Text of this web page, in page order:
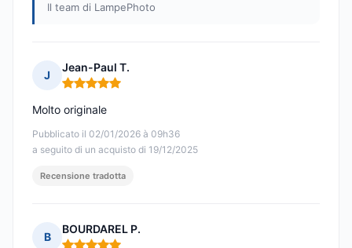
Il team di LampePhoto
J
Jean-Paul T.
Nota: 5 su 5
Pubblicato il 02/01/2026 à 09h36
a seguito di un acquisto di 19/12/2025
Molto originale
Recensione tradotta
B
BOURDAREL P.